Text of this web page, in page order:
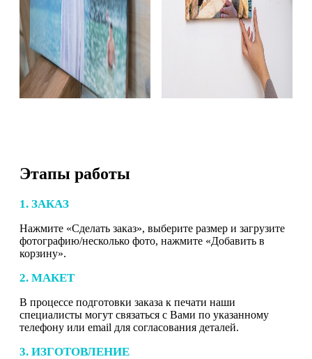
Этапы работы
1. ЗАКАЗ
Нажмите «Сделать заказ», выберите размер и загрузите
фотографию/несколько фото, нажмите «Добавить в
корзину».
2. МАКЕТ
В процессе подготовки заказа к печати наши
специалисты могут связаться с Вами по указанному
телефону или email для согласования деталей.
3. ИЗГОТОВЛЕНИЕ